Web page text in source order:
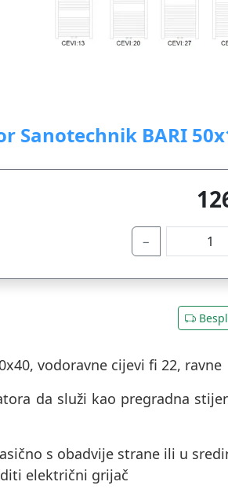
Sanotechnik BARI
−
vodoravne cijevi fi 22, ravne
da služi kao pregradna
s obadvije strane ili u
električni grijač